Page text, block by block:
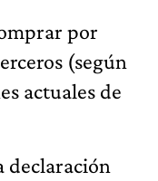
por
(según
actuales de
declaración